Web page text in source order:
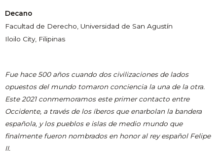
Decano
Facultad de Derecho, Universidad de San Agustín
Iloilo City, Filipinas
Fue hace 500 años cuando dos civilizaciones de lados
opuestos del mundo tomaron conciencia la una de la otra.
Este 2021 conmemoramos este primer contacto entre
Occidente, a través de los íberos que enarbolan la bandera
española, y los pueblos e islas de medio mundo que
finalmente fueron nombrados en honor al rey español Felipe
II.